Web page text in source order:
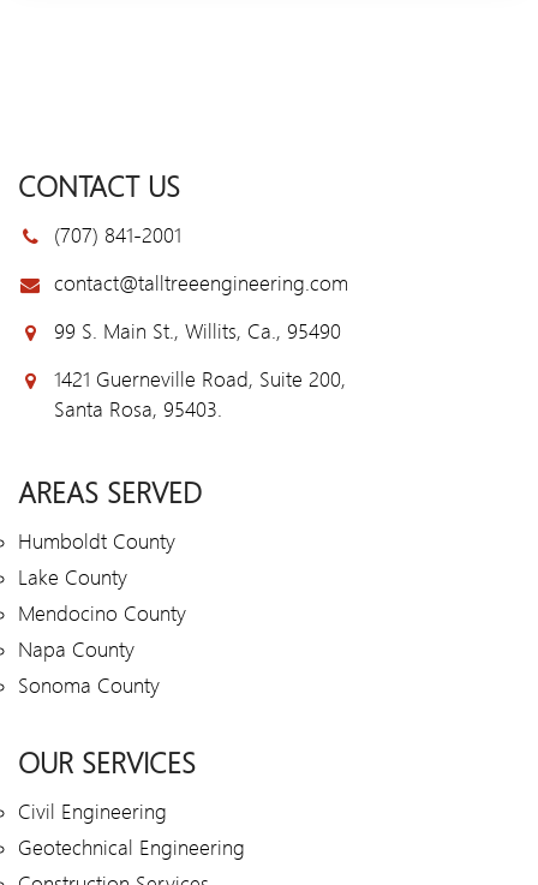
CONTACT US
(707) 841-2001
contact@talltreeengineering.com
99 S. Main St., Willits, Ca., 95490
1421 Guerneville Road, Suite 200,
Santa Rosa, 95403.
AREAS SERVED
Humboldt County
Lake County
Mendocino County
Napa County
Sonoma County
OUR SERVICES
Civil Engineering
Geotechnical Engineering